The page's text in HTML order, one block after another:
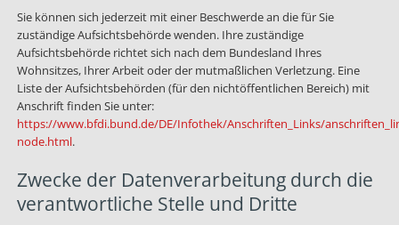
Sie können sich jederzeit mit einer Beschwerde an die für Sie
zuständige Aufsichtsbehörde wenden. Ihre zuständige
Aufsichtsbehörde richtet sich nach dem Bundesland Ihres
Wohnsitzes, Ihrer Arbeit oder der mutmaßlichen Verletzung. Eine
Liste der Aufsichtsbehörden (für den nichtöffentlichen Bereich) mit
Anschrift finden Sie unter:
https://www.bfdi.bund.de/DE/Infothek/Anschriften_Links/
node.html.
Zwecke der Datenverarbeitung durch die
verantwortliche Stelle und Dritte